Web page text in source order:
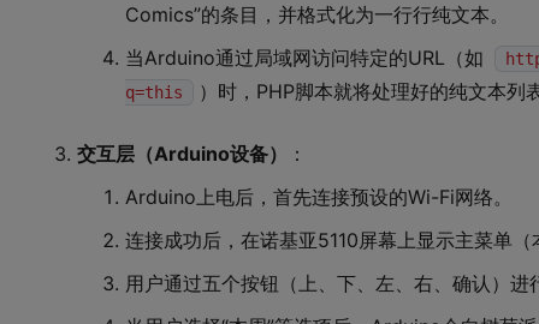
Comics”的条目，并格式化为一行行纯文本。
当Arduino通过局域网访问特定的URL（如
q=this
）时，PHP脚本就将处理好的纯文本列
交互层（Arduino设备）
：
Arduino上电后，首先连接预设的Wi-Fi网络。
连接成功后，在诺基亚5110屏幕上显示主菜单
用户通过五个按钮（上、下、左、右、确认）进